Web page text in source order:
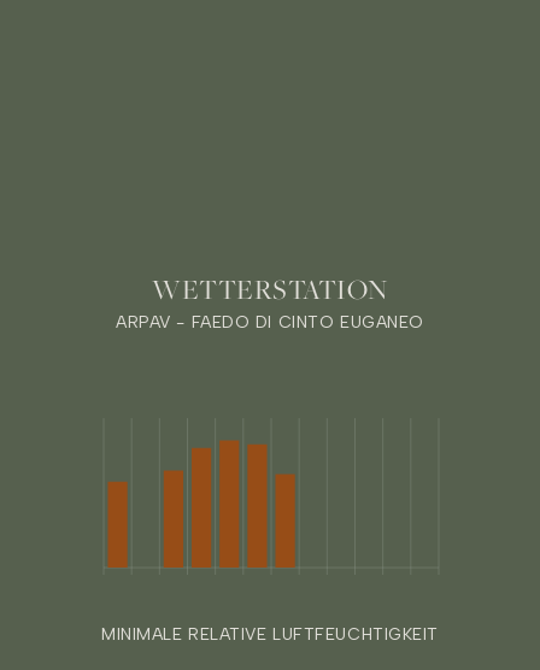
WETTERSTATION
ARPAV - FAEDO DI CINTO EUGANEO
MINIMALE RELATIVE LUFTFEUCHTIGKEIT